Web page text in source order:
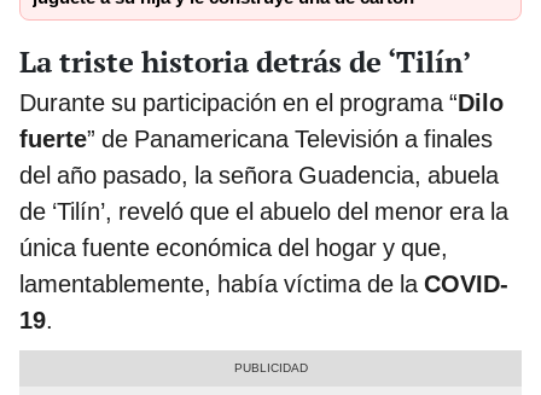
La triste historia detrás de ‘Tilín’
Durante su participación en el programa “Dilo
fuerte” de Panamericana Televisión a finales
del año pasado, la señora Guadencia, abuela
de ‘Tilín’, reveló que el abuelo del menor era la
única fuente económica del hogar y que,
lamentablemente, había víctima de laCOVID-
19.